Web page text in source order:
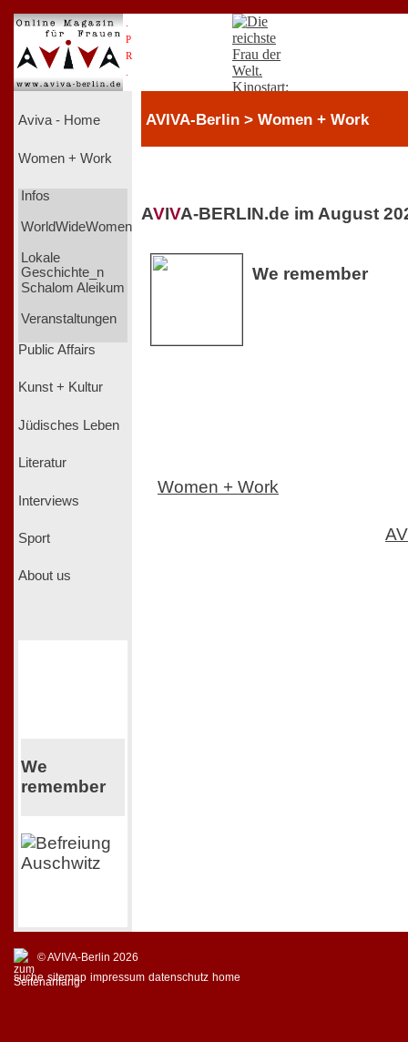
P
R
Aviva - Home
Women + Work
Infos
WorldWideWomen
Lokale
Geschichte_n
Schalom Aleikum
Veranstaltungen
Public Affairs
Kunst + Kultur
Jüdisches Leben
Literatur
Interviews
Sport
About us
We
remember
AVIVA-Berlin > Women + Work
AVIVA-BERLIN.de im August
We remember
Women + Work
© AVIVA-Berlin 2026
suche sitemap impressum datenschutz home